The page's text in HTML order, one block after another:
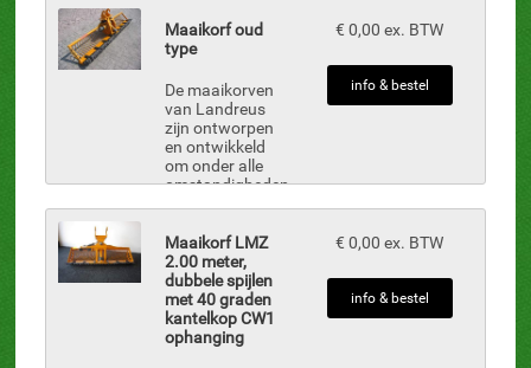
leverbaar.
Maaikorf oud
type
De maaikorven
van Landreus
zijn ontworpen
en ontwikkeld
om onder alle
omstandigheden
Landreus
bewijst met de
maaikorf dat u
een goede
doorstroom
van uw
€ 0,00 ex. BTW
info & bestel
Maaikorf LMZ
2.00 meter,
dubbele spijlen
met 40 graden
kantelkop CW1
ophanging
€ 0,00 ex. BTW
info & bestel